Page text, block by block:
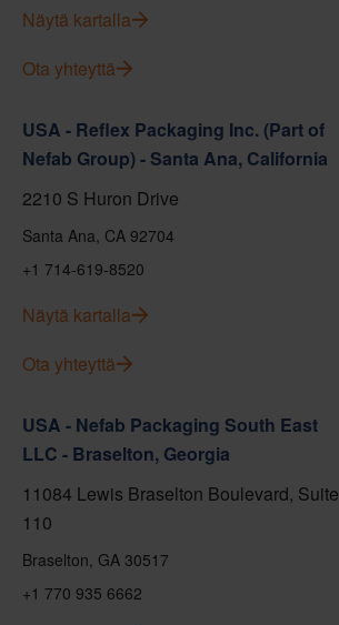
Näytä kartalla
Ota yhteyttä
USA - Reflex Packaging Inc. (Part of
Nefab Group) - Santa Ana, California
2210 S Huron Drive
Santa Ana, CA 92704
+1 714-619-8520
Näytä kartalla
Ota yhteyttä
USA - Nefab Packaging South East
LLC - Braselton, Georgia
11084 Lewis Braselton Boulevard, Suite
110
Braselton, GA 30517
+1 770 935 6662